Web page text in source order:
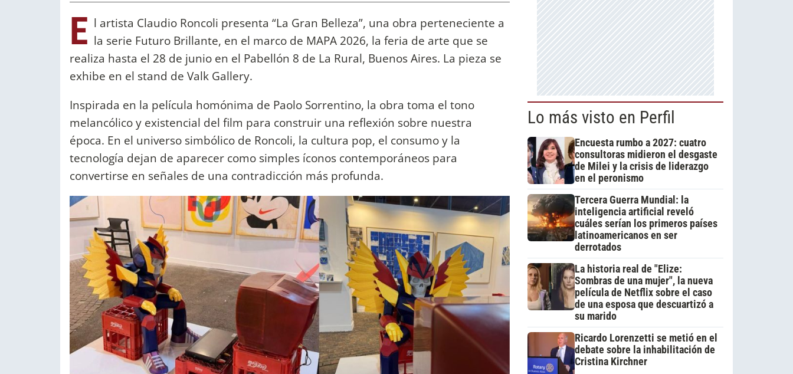
E l artista Claudio Roncoli presenta “La Gran Belleza”, una obra perteneciente a
la serie Futuro Brillante, en el marco de MAPA 2026, la feria de arte que se
realiza hasta el 28 de junio en el Pabellón 8 de La Rural, Buenos Aires. La pieza se
exhibe en el stand de Valk Gallery.
Inspirada en la película homónima de Paolo Sorrentino, la obra toma el tono
melancólico y existencial del film para construir una reflexión sobre nuestra
época. En el universo simbólico de Roncoli, la cultura pop, el consumo y la
tecnología dejan de aparecer como simples íconos contemporáneos para
convertirse en señales de una contradicción más profunda.
Lo más visto en Perfil
Encuesta rumbo a 2027: cuatro
consultoras midieron el desgaste
de Milei y la crisis de liderazgo
en el peronismo
Tercera Guerra Mundial: la
inteligencia artificial reveló
cuáles serían los primeros países
latinoamericanos en ser
derrotados
La historia real de "Elize:
Sombras de una mujer", la nueva
película de Netflix sobre el caso
de una esposa que descuartizó a
su marido
Ricardo Lorenzetti se metió en el
debate sobre la inhabilitación de
Cristina Kirchner